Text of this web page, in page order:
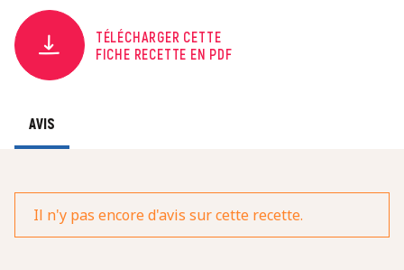
TÉLÉCHARGER CETTE
FICHE RECETTE EN PDF
AVIS
Il n'y pas encore d'avis sur cette recette.